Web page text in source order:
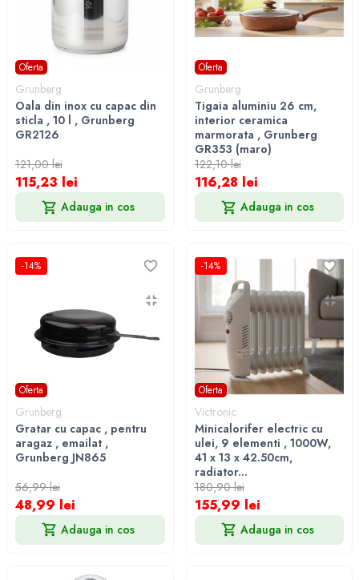
Oferta
Grunberg
Oala din inox cu capac din
sticla , 10 l , Grunberg
GR2126
121,00 lei
115,23 lei
Adauga in cos
Oferta
Grunberg
Tigaia aluminiu 26 cm,
interior ceramica
marmorata , Grunberg
GR353 (maro)
122,10 lei
116,28 lei
Adauga in cos
-14%
Oferta
Grunberg
Gratar cu capac , pentru
aragaz , emailat ,
Grunberg JN865
56,99 lei
48,99 lei
Adauga in cos
-14%
Oferta
Victronic
Minicalorifer electric cu
ulei, 9 elementi , 1000W,
41 x 13 x 42.50cm,
radiator...
180,90 lei
155,99 lei
Adauga in cos